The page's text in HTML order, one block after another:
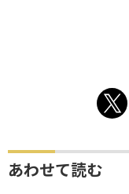
あわせて読む